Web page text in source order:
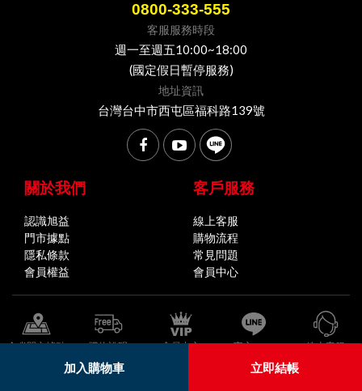
加入購物車 立即結帳
0800-333-555
客服服務時段
週一至週五10:00~18:00
(國定假日暫停服務)
地址資訊
台灣台中市西屯區福科路139號
關於我們
認識旭益
門市據點
隱私條款
會員權益
客戶服務
線上客服
購物流程
常見問題
會員中心
全省門市據點 購物說明 會員中心 官方LINE 線上客服